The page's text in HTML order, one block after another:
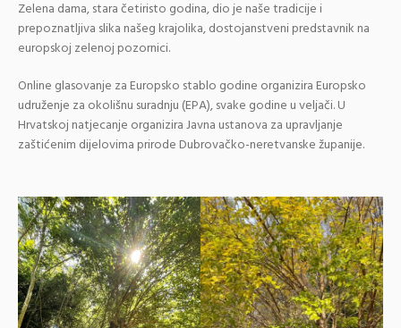
Zelena dama, stara četiristo godina, dio je naše tradicije i
prepoznatljiva slika našeg krajolika, dostojanstveni predstavnik na
europskoj zelenoj pozornici.
Online glasovanje za Europsko stablo godine organizira Europsko
udruženje za okolišnu suradnju (EPA), svake godine u veljači. U
Hrvatskoj natjecanje organizira Javna ustanova za upravljanje
zaštićenim dijelovima prirode Dubrovačko-neretvanske županije.